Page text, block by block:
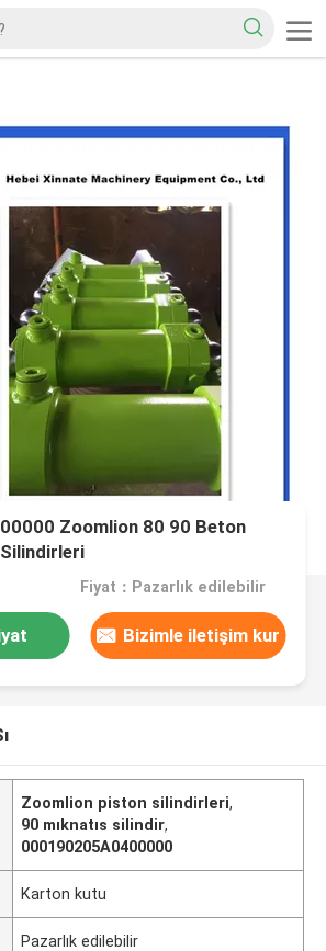
Zoomlion 80 90 Beton
Fiyat：Pazarlık edilebilir
Bizimle iletişim kur
Zoomlion piston silindirleri,
90 mıknatıs silindir,
000190205A0400000
Karton kutu
Pazarlık edilebilir